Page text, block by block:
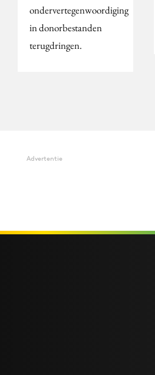
ondervertegenwoordiging
in donorbestanden
terugdringen.
Advertentie